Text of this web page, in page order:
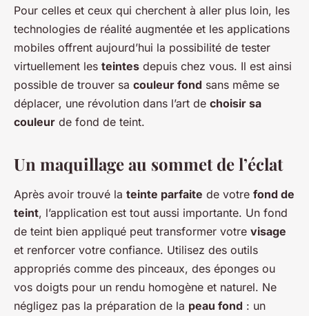
Pour celles et ceux qui cherchent à aller plus loin, les
technologies de réalité augmentée et les applications
mobiles offrent aujourd’hui la possibilité de tester
virtuellement les teintes depuis chez vous. Il est ainsi
possible de trouver sa couleur fond sans même se
déplacer, une révolution dans l’art de choisir sa
couleur de fond de teint.
Un maquillage au sommet de l’éclat
Après avoir trouvé la teinte parfaite de votre fond de
teint, l’application est tout aussi importante. Un fond
de teint bien appliqué peut transformer votre visage
et renforcer votre confiance. Utilisez des outils
appropriés comme des pinceaux, des éponges ou
vos doigts pour un rendu homogène et naturel. Ne
négligez pas la préparation de la peau fond : un